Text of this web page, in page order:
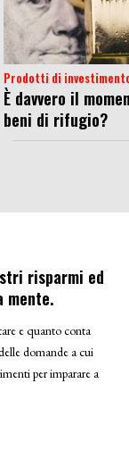
Prodotti di
È davvero il
beni di rifugio?
risparmi ed
mente.
e quanto conta
domande a cui
per imparare a